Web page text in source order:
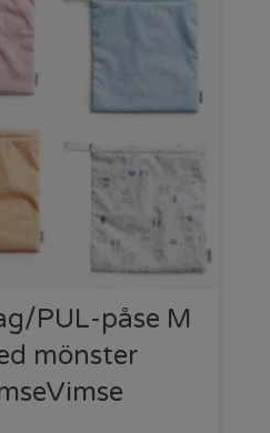
PUL-påse M
mönster